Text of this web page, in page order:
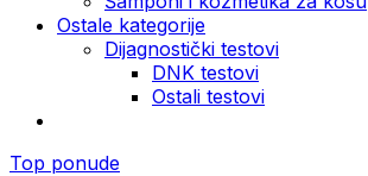
Ostale kategorije
Dijagnostički testovi
DNK testovi
Ostali testovi
Top ponude